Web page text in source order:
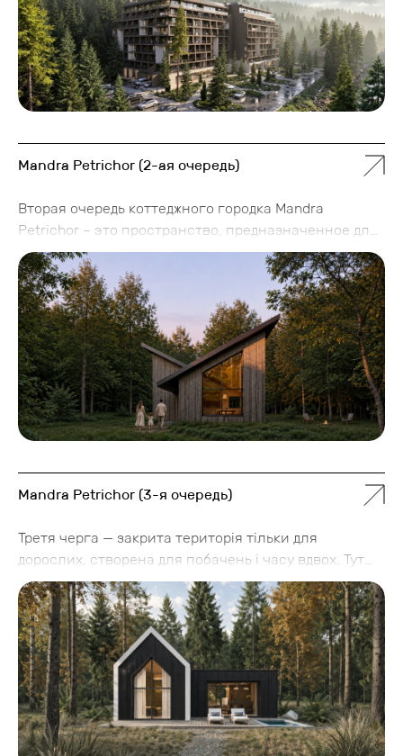
Mandra Petrichor (2-ая очередь)
Вторая очередь коттеджного городка Mandra
Petrichor – это пространство, предназначенное для
семейного отдыха, где дети открывают мир, а
взрослые по-настоящему восстанавливаются.
Около 40 домов формируют уютную среду с
продуманной инфраструктурой: бассейны, детские
зоны, творческие просторы и уникальные локации
типа дома на дереве и дома капибары с озером.
Mandra Petrichor (3-я очередь)
Третя черга — закрита територія тільки для
дорослих, створена для побачень і часу вдвох. Тут
з'являться спа-комплекс на 600 м², конференц-зал
на 450 м², озеро біля ресторану та тераси на
деревах, а бар доповнить секс-шоп. А кожна вілла
для двох — це власний сценарій побачення:
спальня з видом на ліс, ліжко king size, велика ванна
та джакузі для двох, дві раковини в санвузлі,
проєктор для романтичних фільмів, винна шафа й
колекція психологічних настільних ігор.